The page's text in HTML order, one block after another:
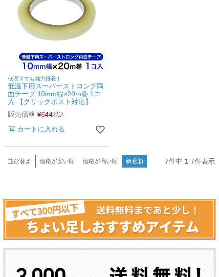
低温下でも強力接着!!
低温下用スーパーストロング両
面テープ 10mm幅×20m巻 1コ
入 【クリックポスト対応】
販売価格 ¥644税込
カートに入れる
並び替え 価格が安い順 価格が高い順 新着順 7件中 1-7件表示